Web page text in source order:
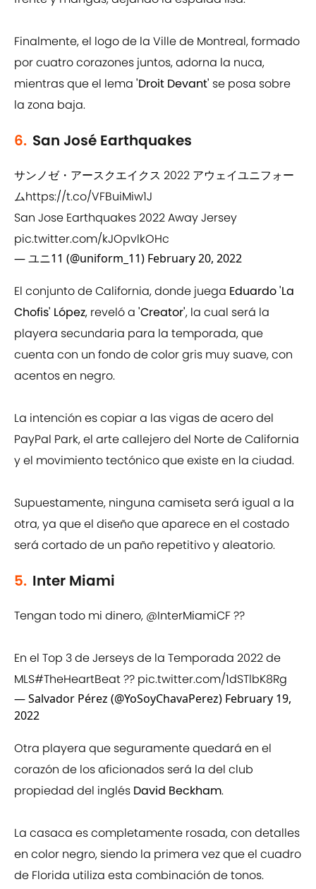
Finalmente, el logo de la Ville de Montreal, formado
por cuatro corazones juntos, adorna la nuca,
mientras que el lema 'Droit Devant' se posa sobre
la zona baja.
6. San José Earthquakes
サンノゼ・アースクエイクス 2022 アウェイユニフォー
ムhttps://t.co/VFBuiMiw1J
San Jose Earthquakes 2022 Away Jersey
pic.twitter.com/kJOpvlkOHc
— ユニ11 (@uniform_11) February 20, 2022
El conjunto de California, donde juega Eduardo 'La
Chofis' López, reveló a 'Creator', la cual será la
playera secundaria para la temporada, que
cuenta con un fondo de color gris muy suave, con
acentos en negro.
La intención es copiar a las vigas de acero del
PayPal Park, el arte callejero del Norte de California
y el movimiento tectónico que existe en la ciudad.
Supuestamente, ninguna camiseta será igual a la
otra, ya que el diseño que aparece en el costado
será cortado de un paño repetitivo y aleatorio.
5. Inter Miami
Tengan todo mi dinero, @InterMiamiCF??
En el Top 3 de Jerseys de la Temporada 2022 de
MLS#TheHeartBeat?? pic.twitter.com/1dSTlbK8Rg
— Salvador Pérez (@YoSoyChavaPerez) February 19,
2022
Otra playera que seguramente quedará en el
corazón de los aficionados será la del club
propiedad del inglés David Beckham.
La casaca es completamente rosada, con detalles
en color negro, siendo la primera vez que el cuadro
de Florida utiliza esta combinación de tonos.